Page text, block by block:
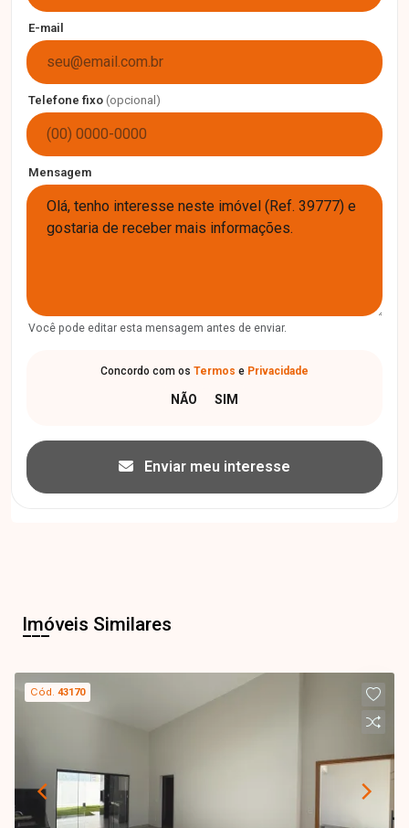
E-mail
Telefone fixo (opcional)
Mensagem
Você pode editar esta mensagem antes de enviar.
Concordo com os Termos e Privacidade
Enviar meu interesse
Imóveis Similares
Cód.43170